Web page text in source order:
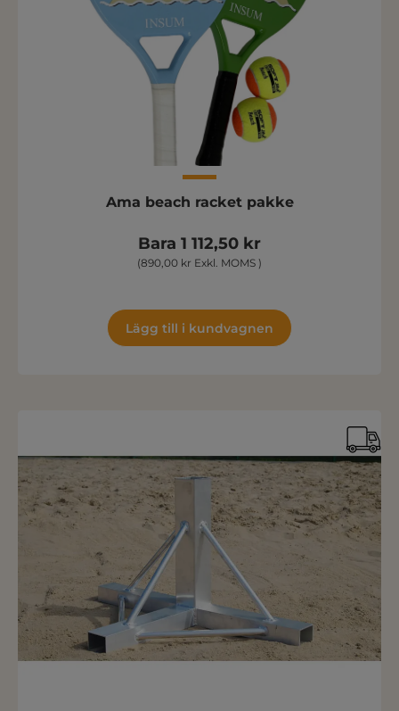
Ama beach racket pakke
Bara 1 112,50 kr
(890,00 kr Exkl. MOMS )
Lägg till i kundvagnen